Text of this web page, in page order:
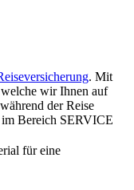
. Mit
wir Ihnen auf
der Reise
Bereich SERVICE
für eine